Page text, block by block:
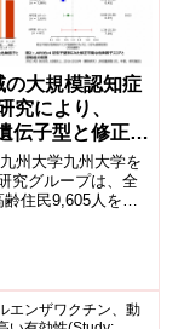
の大規模認知症
究により、
伝子型と修正可
子が認知症リス
相互的な関連を
州大学九州大学を
究グループは、全
齢住民9,605人を対